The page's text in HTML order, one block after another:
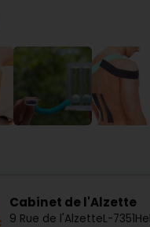
Cabinet de l'Alzette
9 Rue de l'AlzetteL-7351